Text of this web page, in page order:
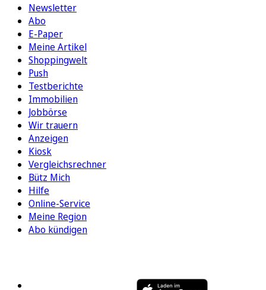
Newsletter
Abo
E-Paper
Meine Artikel
Shoppingwelt
Push
Testberichte
Immobilien
Jobbörse
Wir trauern
Anzeigen
Kiosk
Vergleichsrechner
Bütz Mich
Hilfe
Online-Service
Meine Region
Abo kündigen